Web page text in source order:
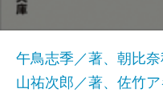
午鳥志季／著、朝比
山祐次郎／著、佐竹